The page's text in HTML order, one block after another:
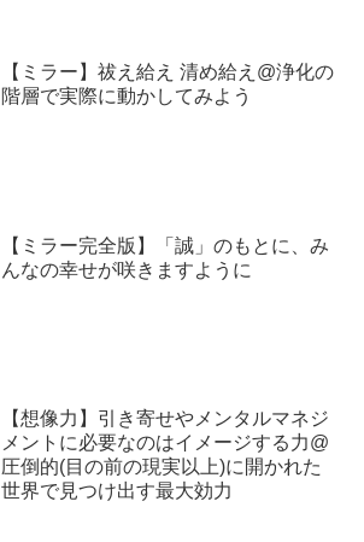
【ミラー】祓え給え 清め給え@浄化の
階層で実際に動かしてみよう
【ミラー完全版】「誠」のもとに、み
んなの幸せが咲きますように
【想像力】引き寄せやメンタルマネジ
メントに必要なのはイメージする力@
圧倒的(目の前の現実以上)に開かれた
世界で見つけ出す最大効力